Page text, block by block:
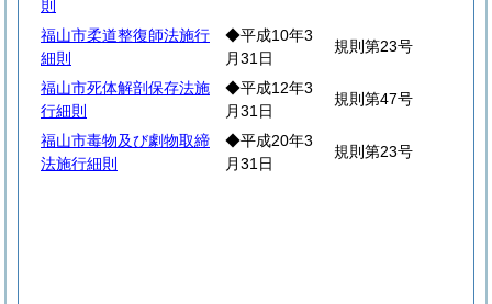
則
福山市柔道整復師法施行
細則
◆平成10年3
月31日
規則第23号
福山市死体解剖保存法施
行細則
◆平成12年3
月31日
規則第47号
福山市毒物及び劇物取締
法施行細則
◆平成20年3
月31日
規則第23号